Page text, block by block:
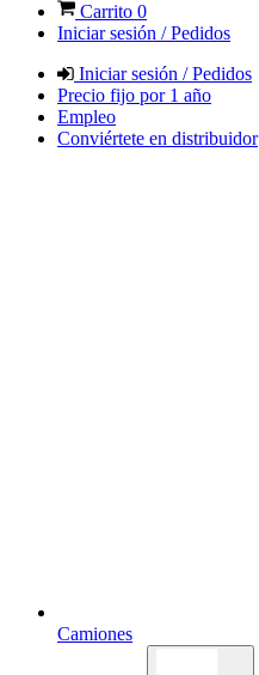
Carrito 0
Iniciar sesión / Pedidos
Iniciar sesión / Pedidos
Precio fijo por 1 año
Empleo
Conviértete en distribuidor
Camiones